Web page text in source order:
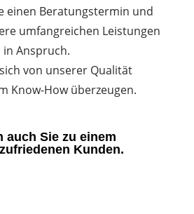
einen Beratungstermin und
umfangreichen Leistungen
in Anspruch.
von unserer Qualität
Know-How überzeugen.
auch Sie zu einem
Kunden.